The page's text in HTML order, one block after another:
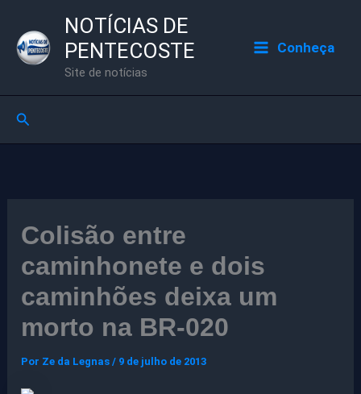
para
NOTÍCIAS DE
PENTECOSTE
Site de notícias
Conheça
Pesquisar
Colisão entre
caminhonete e dois
caminhões deixa um
morto na BR-020
Por Ze da Legnas/ 9 de julho de 2013